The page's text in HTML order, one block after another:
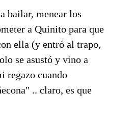
bailar, menear los
a Quinito para que
ella (y entró al trapo,
se asustó y vino a
regazo cuando
.. claro, es que